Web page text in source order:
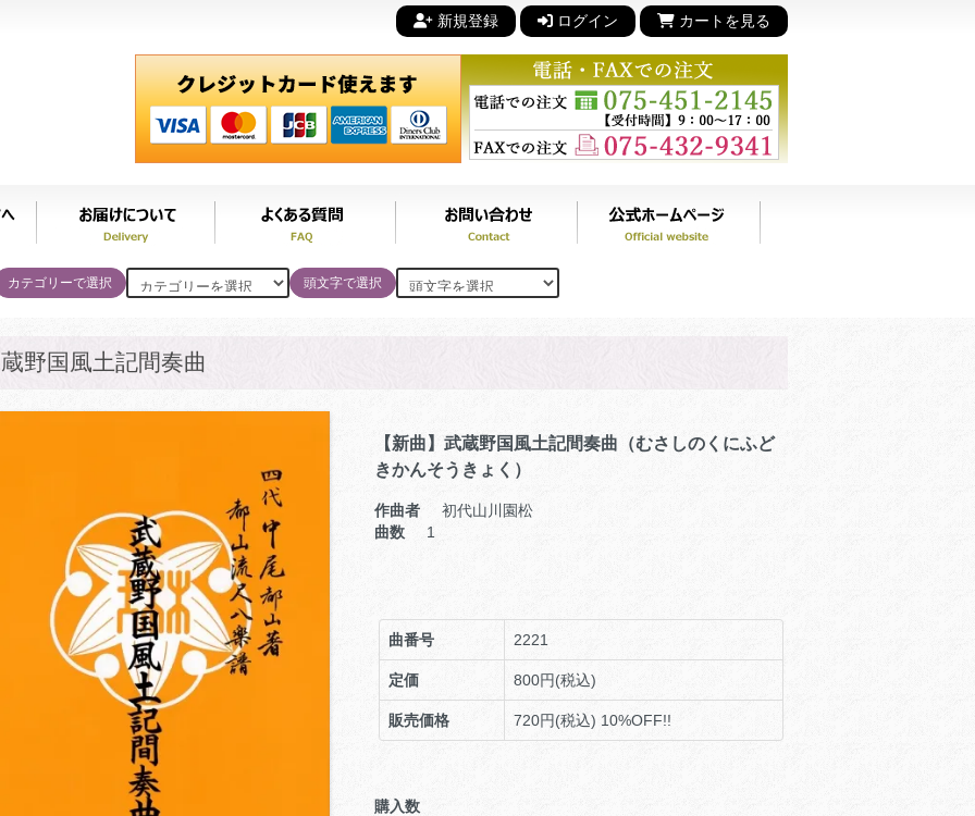
新規登録 ログイン カートを見る
カテゴリーで選択 頭文字で選択
野国風土記間奏曲
【新曲】武蔵野国風土記間奏曲（むさしのくにふど
きかんそうきょく）
作曲者
初代山川園松
曲数
1
曲番号 2221
定価 800円(税込)
販売価格 720円(税込) 10%OFF!!
購入数